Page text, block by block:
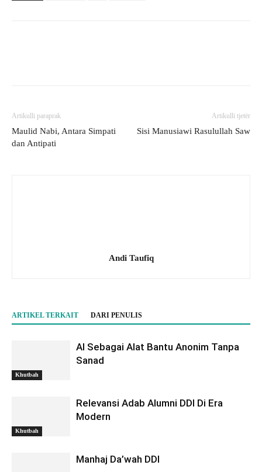
Artikulli paraprak
Maulid Nabi, Antara Simpati
dan Antipati
Artikulli tjetër
Sisi Manusiawi Rasulullah Saw
Andi Taufiq
ARTIKEL TERKAIT DARI PENULIS
Khutbah
AI Sebagai Alat Bantu Anonim Tanpa
Sanad
Khutbah
Relevansi Adab Alumni DDI Di Era
Modern
Manhaj Da’wah DDI